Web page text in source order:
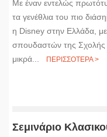
Με έναν εντελώς
τα γενέθλια του πιο
η Disney στην Ελλάδα,
σπουδαστών της
μικρά...
ΠΕΡΙΣΣΟΤΕΡΑ >
Σεμινάριο